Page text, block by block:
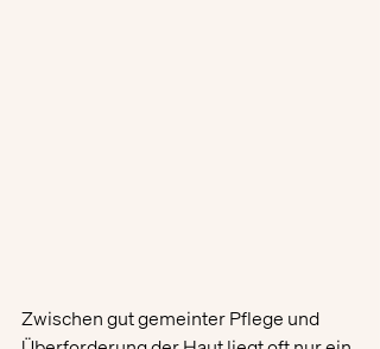
Zwischen gut gemeinter Pflege und